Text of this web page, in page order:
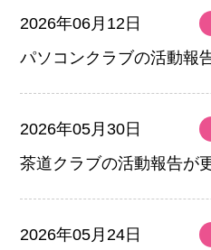
2026年06月12日
パソコンクラブの活動報
2026年05月30日
茶道クラブの活動報告が
2026年05月24日